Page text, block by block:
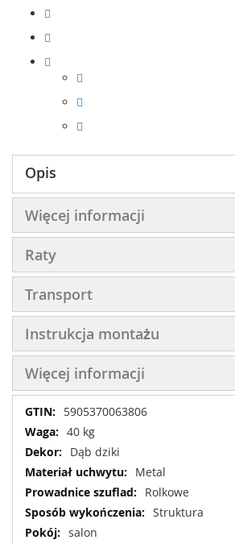
Opis
Więcej informacji
Raty
Transport
Instrukcja montażu
Więcej informacji
Więcej
informacji
5905370063806
40 kg
Dąb dziki
Metal
Rolkowe
Struktura
salon